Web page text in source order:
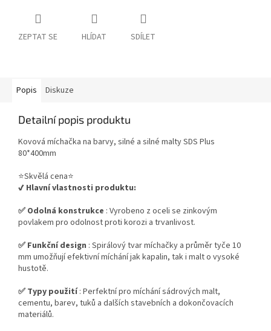
ZEPTAT SE HLÍDAT SDÍLET
Popis Diskuze
Detailní popis produktu
Kovová míchačka na barvy, silné a silné malty SDS Plus
80*400mm
⭐️Skvělá cena⭐️
✔️ Hlavní vlastnosti produktu:
✅ Odolná konstrukce : Vyrobeno z oceli se zinkovým
povlakem pro odolnost proti korozi a trvanlivost.
✅ Funkční design : Spirálový tvar míchačky a průměr tyče 10
mm umožňují efektivní míchání jak kapalin, tak i malt o vysoké
hustotě.
✅ Typy použití: Perfektní pro míchání sádrových malt,
cementu, barev, tuků a dalších stavebních a dokončovacích
materiálů.